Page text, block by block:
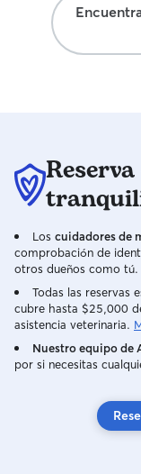
Los cuidadores de
comprobación de
otros dueños como tú.
Todas las reservas
cubre hasta $25,000
asistencia veterinaria.
Nuestro equipo de
por si necesitas